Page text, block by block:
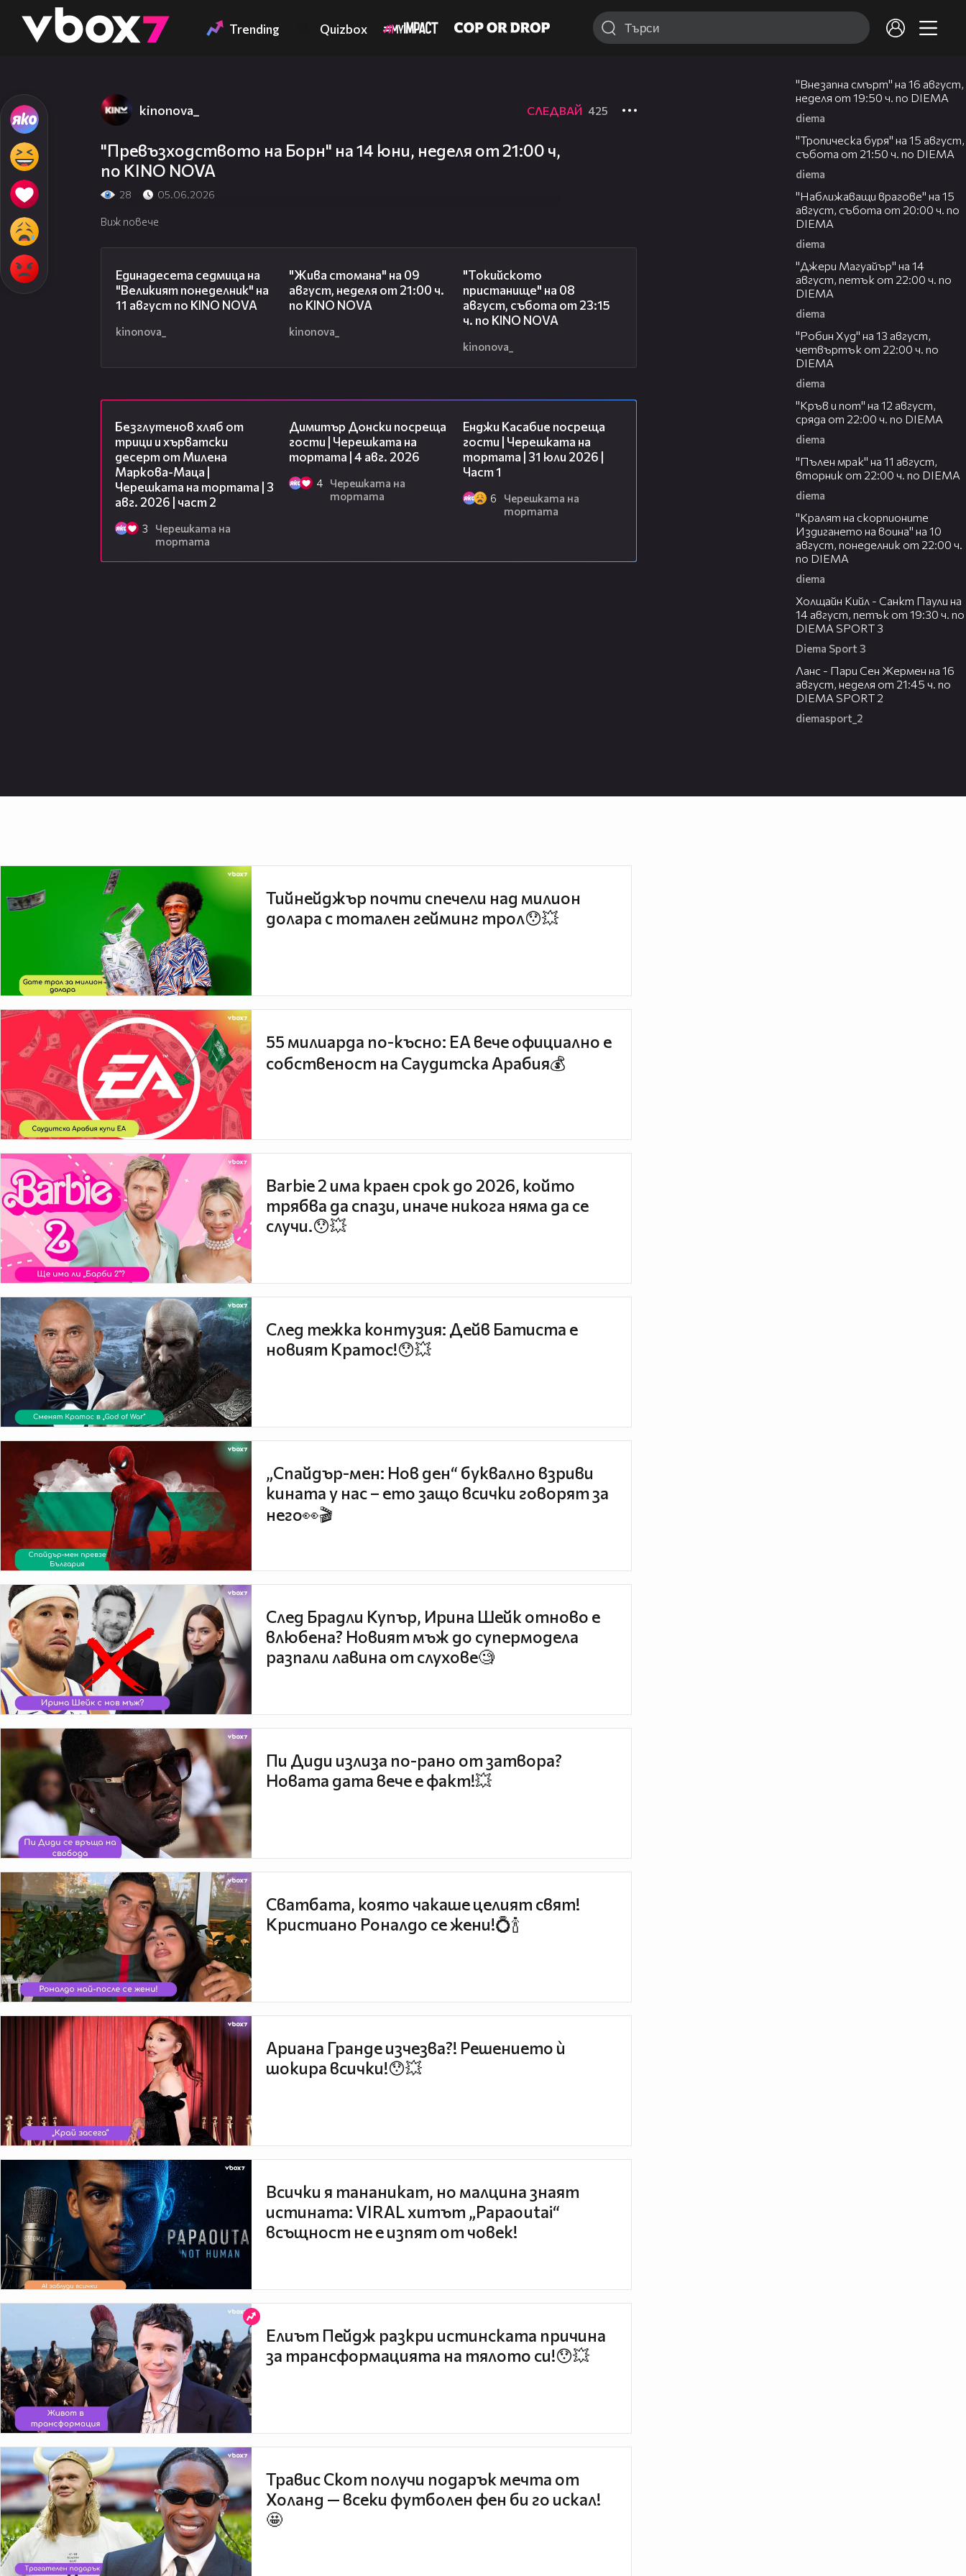
👾 Trending Quizbox
kinonova_ СЛЕДВАЙ 425
"Превъзходството на Борн" на 14 юни, неделя от 21:00 ч,
по KINO NOVA
28 05.06.2026
Виж повече
Единадесета седмица на
"Великият понеделник" на
11 август по KINO NOVA
kinonova_
"Жива стомана" на 09
август, неделя от 21:00 ч.
по KINO NOVA
kinonova_
"Токийското
пристанище" на 08
август, събота от 23:15
ч. по KINO NOVA
kinonova_
Безглутенов хляб от
трици и хърватски
десерт от Милена
Маркова-Маца |
Черешката на тортата | 3
авг. 2026 | част 2
3
Черешката на
тортата
Димитър Донски посреща
гости | Черешката на
тортата | 4 авг. 2026
4
Черешката на
тортата
Енджи Касабие посреща
гости | Черешката на
тортата | 31 юли 2026 |
Част 1
6
Черешката на
тортата
"Внезапна смърт" на 16 август,
неделя от 19:50 ч. по DIEMA
diema
"Тропическа буря" на 15 август,
събота от 21:50 ч. по DIEMA
diema
"Наближаващи врагове" на 15
август, събота от 20:00 ч. по
DIEMA
diema
"Джери Магуайър" на 14
август, петък от 22:00 ч. по
DIEMA
diema
"Робин Худ" на 13 август,
четвъртък от 22:00 ч. по
DIEMA
diema
"Кръв и пот" на 12 август,
сряда от 22:00 ч. по DIEMA
diema
"Пълен мрак" на 11 август,
вторник от 22:00 ч. по DIEMA
diema
"Кралят на скорпионите
Издигането на воина" на 10
август, понеделник от 22:00 ч.
по DIEMA
diema
Холщайн Кийл - Санкт Паули на
14 август, петък от 19:30 ч. по
DIEMA SPORT 3
Diema Sport 3
Ланс - Пари Сен Жермен на 16
август, неделя от 21:45 ч. по
DIEMA SPORT 2
diemasport_2
Тийнейджър почти спечели над милион
долара с тотален гейминг трол😯💥
55 милиарда по-късно: EA вече официално е
собственост на Саудитска Арабия💰
Barbie 2 има краен срок до 2026, който
трябва да спази, иначе никога няма да се
случи.😯💥
След тежка контузия: Дейв Батиста е
новият Кратос!😯💥
„Спайдър-мен: Нов ден“ буквално взриви
кината у нас – ето защо всички говорят за
него👀🎬
След Брадли Купър, Ирина Шейк отново е
влюбена? Новият мъж до супермодела
разпали лавина от слухове🧐
Пи Диди излиза по-рано от затвора?
Новата дата вече е факт!💥
Сватбата, която чакаше целият свят!
Кристиано Роналдо се жени!💍🍾
Ариана Гранде изчезва?! Решението ѝ
шокира всички!😯💥
Всички я тананикат, но малцина знаят
истината: VIRAL хитът „Papaoutai“
всъщност не е изпят от човек!
Елиът Пейдж разкри истинската причина
за трансформацията на тялото си!😯💥
Травис Скот получи подарък мечта от
Холанд — всеки футболен фен би го искал!
🤩